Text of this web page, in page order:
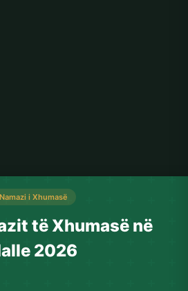
Namazi i Xhumasë
të Xhumasë në
2026